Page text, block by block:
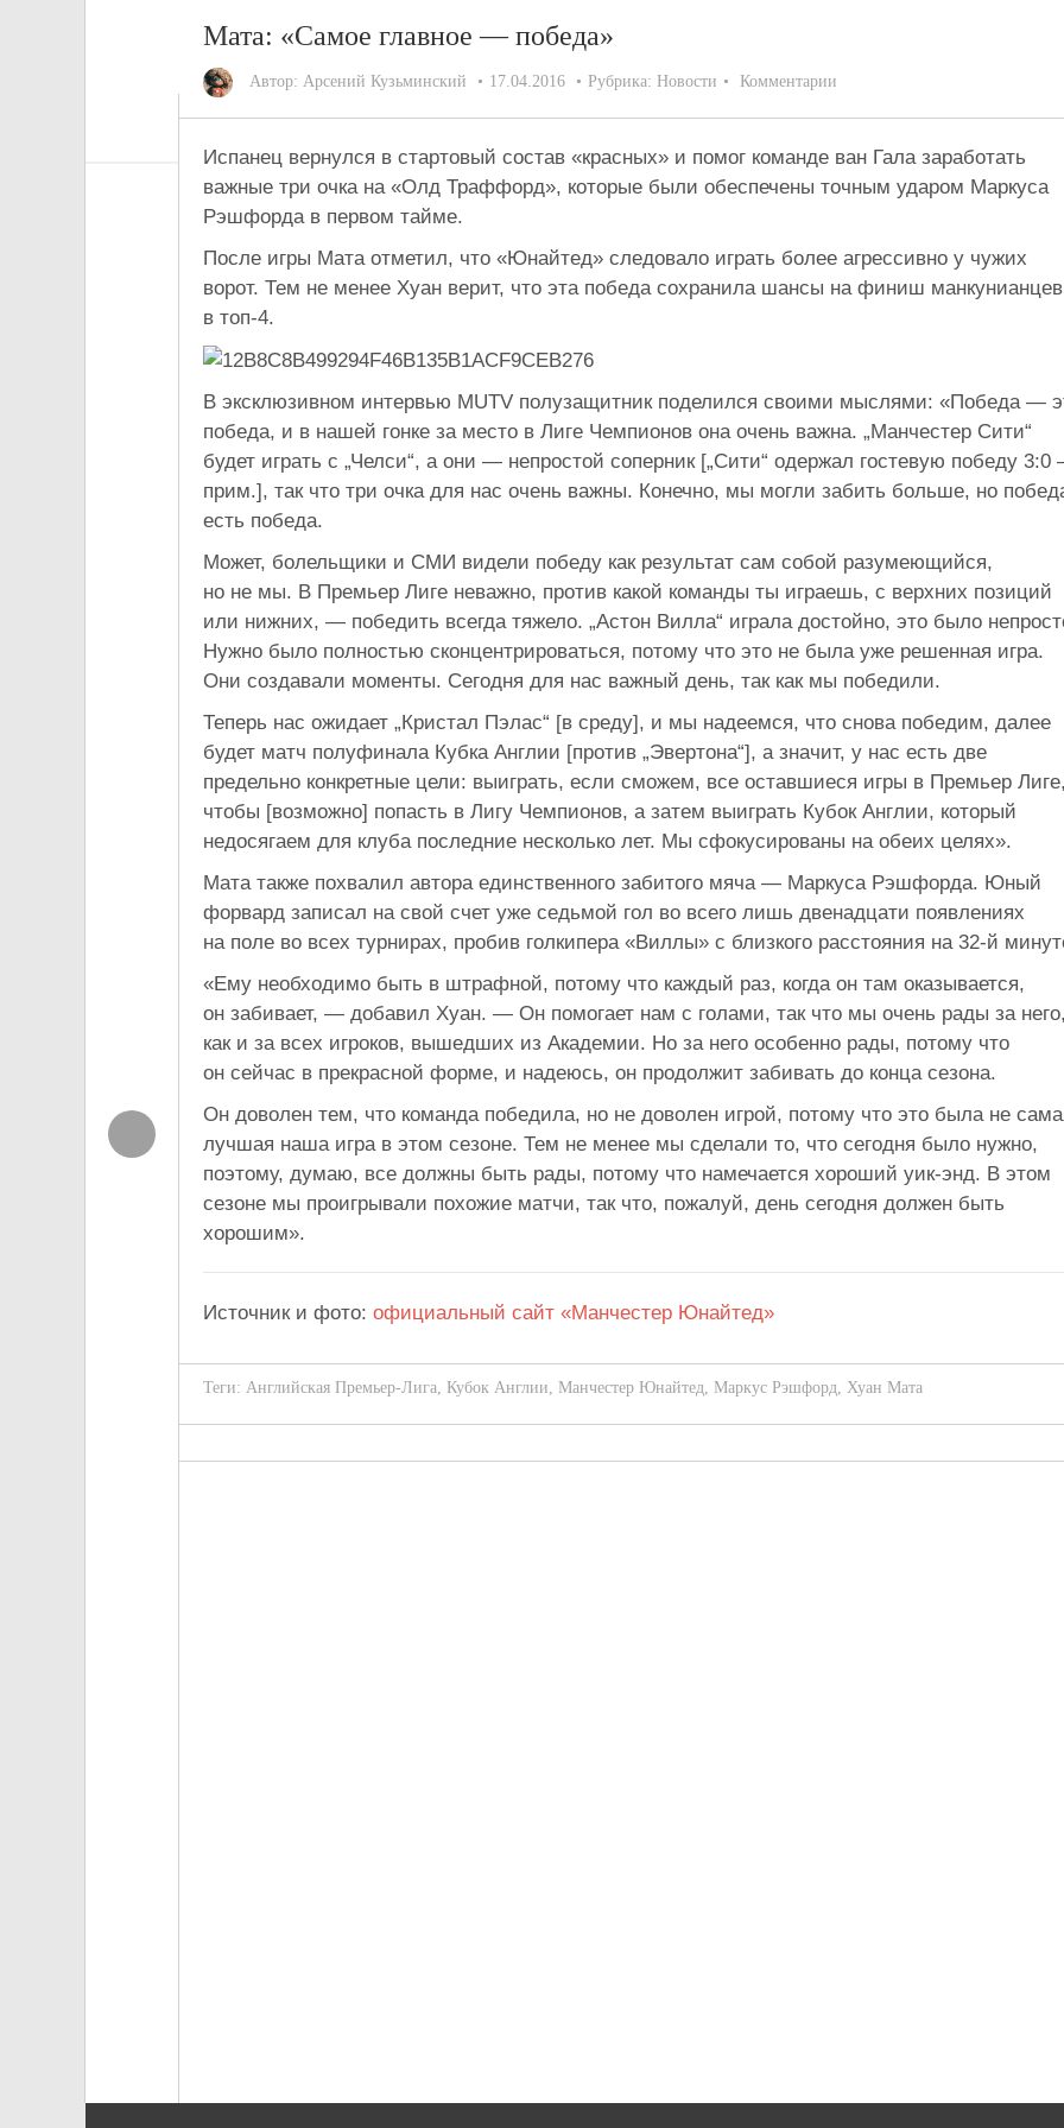
Мата: «Самое главное — победа»
Автор: Арсений Кузьминский 17.04.2016 Рубрика: Новости Комментарии
Испанец вернулся в стартовый состав «красных» и помог команде ван Гала заработать
важные три очка на «Олд Траффорд», которые были обеспечены точным ударом Маркуса
Рэшфорда в первом тайме.
После игры Мата отметил, что «Юнайтед» следовало играть более агрессивно у чужих
ворот. Тем не менее Хуан верит, что эта победа сохранила шансы на финиш манкунианцев
в топ-4.
В эксклюзивном интервью MUTV полузащитник поделился своими мыслями: «Победа —
победа, и в нашей гонке за место в Лиге Чемпионов она очень важна. „Манчестер Сити“
будет играть с „Челси“, а они — непростой соперник [„Сити“ одержал гостевую победу
прим.], так что три очка для нас очень важны. Конечно, мы могли забить больше, но
есть победа.
Может, болельщики и СМИ видели победу как результат сам собой разумеющийся,
но не мы. В Премьер Лиге неважно, против какой команды ты играешь, с верхних позиций
или нижних, — победить всегда тяжело. „Астон Вилла“ играла достойно, это было
Нужно было полностью сконцентрироваться, потому что это не была уже решенная игра.
Они создавали моменты. Сегодня для нас важный день, так как мы победили.
Теперь нас ожидает „Кристал Пэлас“ [в среду], и мы надеемся, что снова победим, далее
будет матч полуфинала Кубка Англии [против „Эвертона“], а значит, у нас есть две
предельно конкретные цели: выиграть, если сможем, все оставшиеся игры в Премьер
чтобы [возможно] попасть в Лигу Чемпионов, а затем выиграть Кубок Англии, который
недосягаем для клуба последние несколько лет. Мы сфокусированы на обеих целях».
Мата также похвалил автора единственного забитого мяча — Маркуса Рэшфорда. Юный
форвард записал на свой счет уже седьмой гол во всего лишь двенадцати появлениях
на поле во всех турнирах, пробив голкипера «Виллы» с близкого расстояния на 32-й
«Ему необходимо быть в штрафной, потому что каждый раз, когда он там оказывается,
он забивает, — добавил Хуан. — Он помогает нам с голами, так что мы очень рады за
как и за всех игроков, вышедших из Академии. Но за него особенно рады, потому что
он сейчас в прекрасной форме, и надеюсь, он продолжит забивать до конца сезона.
Он доволен тем, что команда победила, но не доволен игрой, потому что это была не
лучшая наша игра в этом сезоне. Тем не менее мы сделали то, что сегодня было нужно,
поэтому, думаю, все должны быть рады, потому что намечается хороший уик-энд. В этом
сезоне мы проигрывали похожие матчи, так что, пожалуй, день сегодня должен быть
хорошим».
Источник и фото: официальный сайт «Манчестер Юнайтед»
Теги: Английская Премьер-Лига, Кубок Англии, Манчестер Юнайтед, Маркус Рэшфорд, Хуан Мата